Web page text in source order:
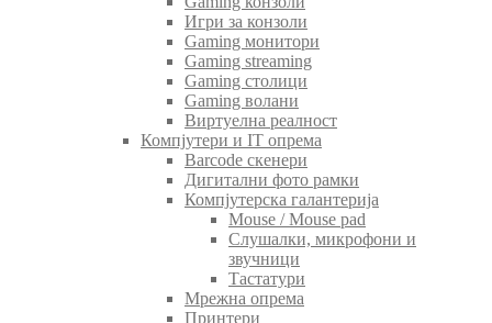
Игри за конзоли
Gaming монитори
Gaming streaming
Gaming столици
Gaming волани
Виртуелна реалност
Компјутери и IT опрема
Barcode скенери
Дигитални фото рамки
Компјутерска галантерија
Mouse / Mouse pad
Слушалки, микрофони и
звучници
Тастатури
Мрежна опрема
Принтери